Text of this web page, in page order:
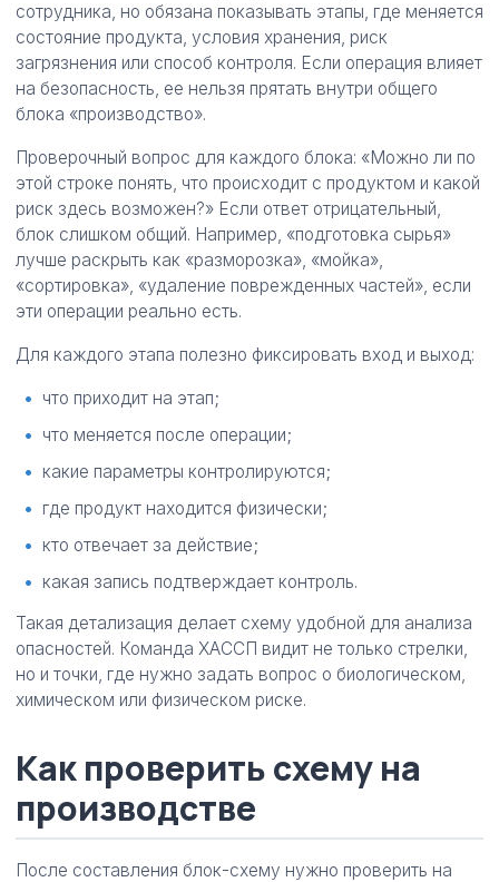
сотрудника, но обязана показывать этапы, где меняется
состояние продукта, условия хранения, риск
загрязнения или способ контроля. Если операция влияет
на безопасность, ее нельзя прятать внутри общего
блока «производство».
Проверочный вопрос для каждого блока: «Можно ли по
этой строке понять, что происходит с продуктом и какой
риск здесь возможен?» Если ответ отрицательный,
блок слишком общий. Например, «подготовка сырья»
лучше раскрыть как «разморозка», «мойка»,
«сортировка», «удаление поврежденных частей», если
эти операции реально есть.
Для каждого этапа полезно фиксировать вход и выход:
что приходит на этап;
что меняется после операции;
какие параметры контролируются;
где продукт находится физически;
кто отвечает за действие;
какая запись подтверждает контроль.
Такая детализация делает схему удобной для анализа
опасностей. Команда ХАССП видит не только стрелки,
но и точки, где нужно задать вопрос о биологическом,
химическом или физическом риске.
Как проверить схему на
производстве
После составления блок-схему нужно проверить на